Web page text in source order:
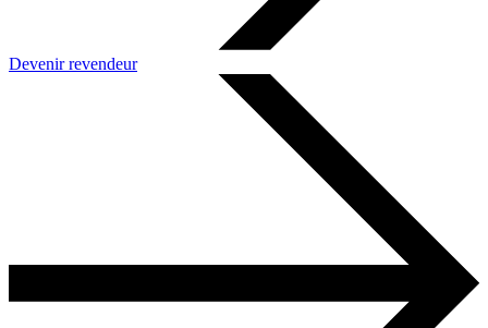
Devenir revendeur